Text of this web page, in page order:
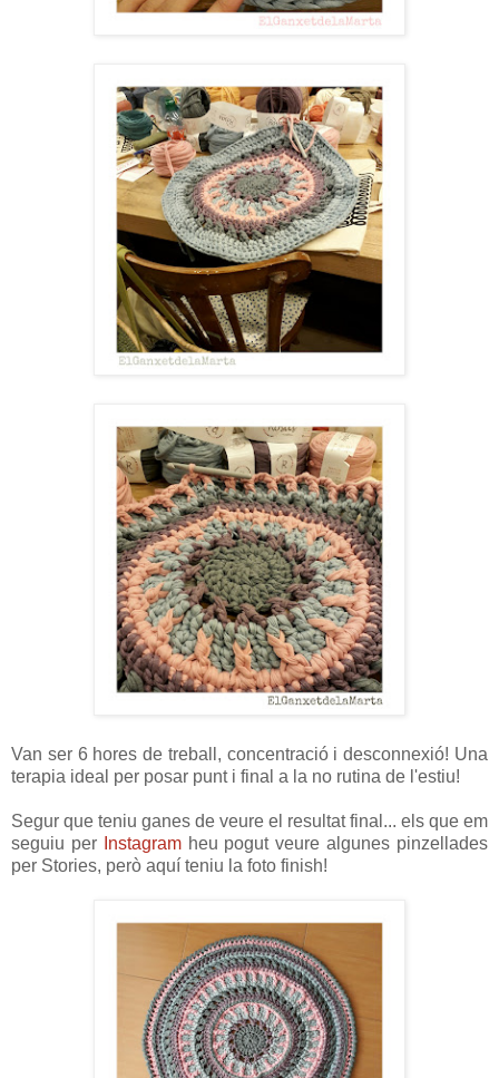
Van ser 6 hores de treball, concentració i desconnexió! Una
terapia ideal per posar punt i final a la no rutina de l'estiu!
Segur que teniu ganes de veure el resultat final... els que em
seguiu per
Instagramheu pogut veure algunes pinzellades
per Stories, però aquí teniu la foto finish!